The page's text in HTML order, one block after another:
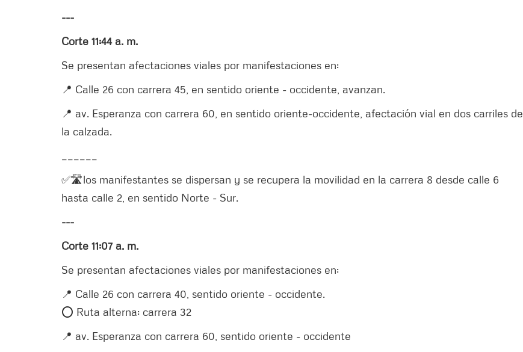
---
Corte 11:44 a. m.
Se presentan afectaciones viales por manifestaciones en:
📍 Calle 26 con carrera 45, en sentido oriente - occidente, avanzan.
📍 av. Esperanza con carrera 60, en sentido oriente-occidente, afectación vial en dos carriles de
la calzada.
✅🛣️los manifestantes se dispersan y se recupera la movilidad en la carrera 8 desde calle 6
hasta calle 2, en sentido Norte - Sur.
---
Corte 11:07 a. m.
Se presentan afectaciones viales por manifestaciones en:
📍 Calle 26 con carrera 40, sentido oriente - occidente.
⭕️ Ruta alterna: carrera 32
📍 av. Esperanza con carrera 60, sentido oriente - occidente